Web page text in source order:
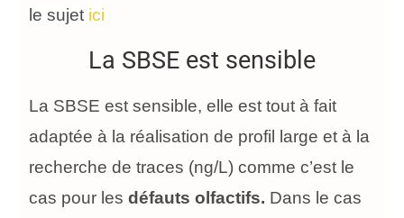
le sujet ici
La SBSE est sensible
La SBSE est sensible, elle est tout à fait
adaptée à la réalisation de profil large et à la
recherche de traces (ng/L) comme c’est le
cas pour lesdéfauts olfactifs. Dans le cas